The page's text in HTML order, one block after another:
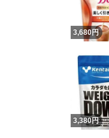
3,680円
3,380円